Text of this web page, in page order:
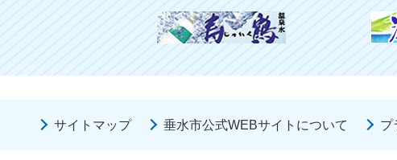
サイトマップ 垂水市公式WEBサイトについて プ